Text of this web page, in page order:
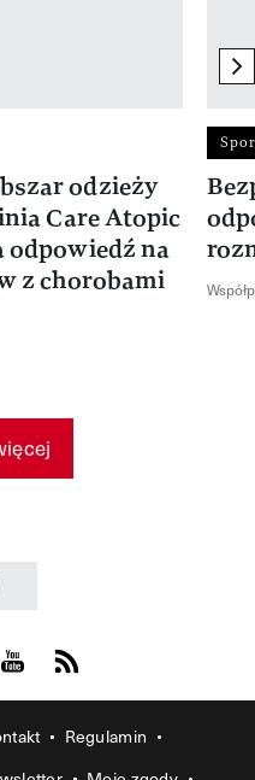
odzieży
Care Atopic
odpowiedź na
z chorobami
Instagram
Visit us on Youtube
Visit us on Rss
Regulamin